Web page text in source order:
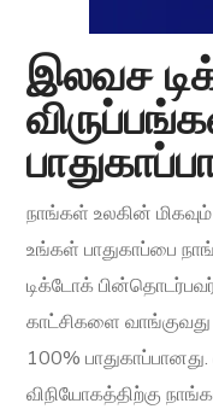
இலவச
நாங்கள் உலகின்
உங்கள் பாதுகாப்பை
டிக்டோக்
காட்சிகளை
100%
விநியோகத்திற்கு